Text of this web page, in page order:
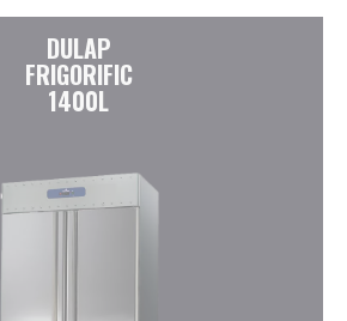
DULAP
FRIGORIFIC
1400L